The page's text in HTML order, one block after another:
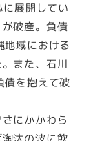
展開してい
破産。負債
域における
また、石川
債を抱えて破
にかかわら